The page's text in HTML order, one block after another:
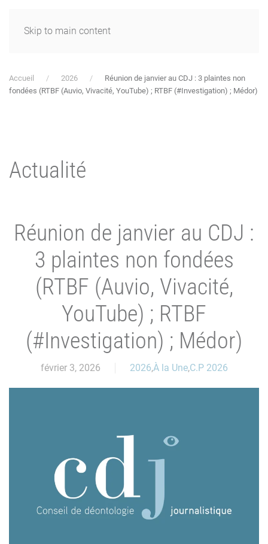
Skip to main content
Accueil 2026
Réunion de janvier au CDJ : 3 plaintes non
fondées (RTBF (Auvio, Vivacité, YouTube) ; RTBF (#Investigation) ; Médor)
Actualité
Réunion de janvier au CDJ :
3 plaintes non fondées
(RTBF (Auvio, Vivacité,
YouTube) ; RTBF
(#Investigation) ; Médor)
février 3, 2026 2026,À la Une,C.P 2026